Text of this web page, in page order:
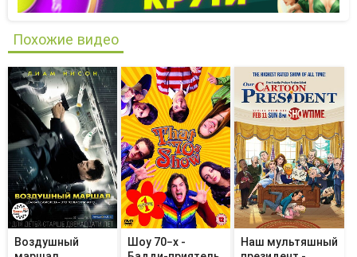
Похожие видео
Воздушный
Шоу 70−х -
Наш мультяшный